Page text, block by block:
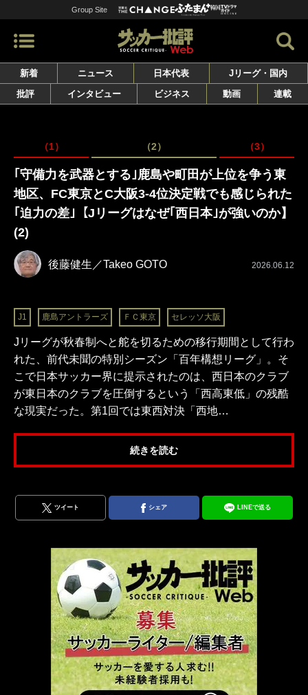
Group Site
新着 ニュース 日本代表
Jリーグ・国内
批評
インタビュー ビジネス 動画 連載
（1） （2） （3）
｢守備力を武器とする｣鹿島や町田が上位を争う東
地区、FC東京とC大阪3-4位決定戦でも感じられた
｢迫力の差｣【Jリーグはなぜ｢西日本｣が強いのか】
(2)
後藤健生／Takeo GOTO 2026.06.12
J1 鹿島アントラーズ ＦＣ東京 セレッソ大阪
Jリーグが秋春制へと舵を切るための移行期間として行わ
れた、前代未聞の特別シーズン「百年構想リーグ」。そ
こで日本サッカー界に提示されたのは、西日本のクラブ
が東日本のクラブを圧倒するという「西高東低」の残酷
な現実だった。第1回では東西対決「西地…
続きを読む
ツイート シェア LINEで送る